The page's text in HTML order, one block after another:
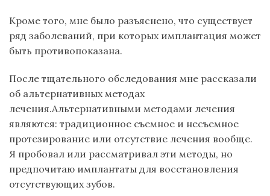
Кроме того, мне было разъяснено, что существует
ряд заболеваний, при которых имплантация может
быть противопоказана.
После тщательного обследования мне рассказали
об альтернативных методах
лечения.Альтернативными методами лечения
являются: традиционное съемное и несъемное
протезирование или отсутствие лечения вообще.
Я пробовал или рассматривал эти методы, но
предпочитаю имплантаты для восстановления
отсутствующих зубов.